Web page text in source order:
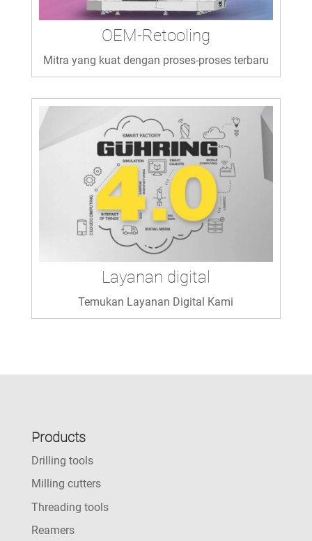
OEM-Retooling
Mitra yang kuat dengan proses-proses terbaru
Layanan digital
Temukan Layanan Digital Kami
Products
Drilling tools
Milling cutters
Threading tools
Reamers